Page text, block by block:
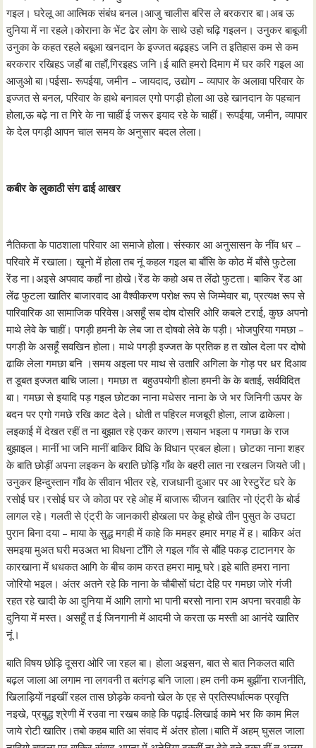
गइल। घरेलू आ आत्मिक संबंध बनल।आजु चालीस बरिस ले बरकरार बा।अब ऊ
दुनिया में ना रहले।कोराना के भेंट ढेर लोग के साथे उहो चढ़ि गइलन। उनुकर बाबूजी
उनुका के कहत रहले बबूआ खनदान के इज्जत बढ़इहऽ जनि त इतिहास कम से कम
बरकरार रखिहऽ जहाँ बा तहाँ,गिरइहऽ जनि।ई बाति हमरो दिमाग में घर करि गइल आ
आजुओ बा।पईसा- रूपईया, जमीन – जायदाद, उद्योग – व्यापार के अलावा परिवार के
इज्जत से बनल, परिवार के हाथे बनावल एगो पगड़ी होला आ उहे खानदान के पहचान
होला,ऊ बढ़े ना त गिरे के ना चाहीं ई जरूर इयाद रहे के चाहीं। रूपईया, जमीन, व्यापार
के देल पगड़ी आपन चाल समय के अनुसार बदल लेला।
कबीर के लुकाठी संग ढाई आखर
नैतिकता के पाठशाला परिवार आ समाजे होला। संस्कार आ अनुसासन के नींव धर –
परिवारे में रखाला। खूनो में होला तब नूं कहल गइल बा बाँसि के कोठ में बाँसे फुटेला
रेंड ना।अइसे अपवाद कहाँ ना होखे।रेंड के कहो अब त लेंढो फुटता। बाकिर रेंड आ
लेंढ फुटला खातिर बाजारवाद आ वैश्वीकरण परोक्ष रूप से जिम्मेवार बा, प्रत्यक्ष रूप से
पारिवारिक आ सामाजिक परिवेस।असहूँ सब दोष दोसरि ओरि कबले टराई, कुछ अपनो
माथे लेवे के चाहीं। पगड़ी हमनी के लेब जा त दोषवो लेवे के पड़ी। भोजपुरिया गमछा –
पगड़ी के असहूँ सवखिन होला। माथे पगड़ी इज्जत के प्रतिक ह त खोल देला पर दोषो
ढाकि लेला गमछा बनि ।समय अइला पर माथ से उतारि अगिला के गोड़ पर धर दिआव
त डूबत इज्जत बाचि जाला। गमछा त बहुउपयोगी होला हमनी के के बताई, सर्वविदित
बा। गमछा से इयादि पड़ गइल छोटका नाना मधेसर नाना के जे भर जिनिगी ऊपर के
बदन पर एगो गमछे रखि काट देले। धोती त पहिरल मजबूरी होला, लाज ढाकेला।
लइकाई में देखत रहीं त ना बुझात रहे एकर कारण।सयान भइला प गमछा के राज
बुझाइल। मानीं भा जनि मानीं बाकिर विधि के विधान प्रबल होला। छोटका नाना शहर
के बाति छोड़ीं अपना लइकन के बराति छोड़ि गाँव के बहरी लात ना रखलन जियते जी।
उनुकर हिन्दुस्तान गाँव के सीवान भीतर रहे, राजधानी दुआर पर आ रेस्टुरेंट घरे के
रसोई घर।रसोई घर जे कोठा पर रहे ओह में बाजारू चीजन खातिर नो एंट्री के बोर्ड
लागल रहे। गलती से एंट्री के जानकारी होखला पर केहू होखे तीन पुसुत के उघटा
पुरान बिना दया – माया के सुद्ध मगही में काहे कि ममहर हमार मगह में ह। बाकिर अंत
समइया मुअत घरी मउअत भा विधना टाँगि ले गइल गाँव से बाँहि पकड़ टाटानगर के
कारखाना में धधकत आगि के बीच काम करत हमरा मामू घरे।इहे बाति हमरा नाना
जोरियो भइल। अंतर अतने रहे कि नाना के चौबीसों घंटा देहि पर गमछा जोरे गंजी
रहत रहे खादी के आ दुनिया में आगि लागो भा पानी बरसो नाना राम अपना चरवाही के
दुनिया में मस्त। असहूँ त ई जिनगानी में आदमी जे करता ऊ मस्ती आ आनंदे खातिर
नूं।
बाति विषय छोड़ि दूसरा ओरि जा रहल बा। होला अइसन, बात से बात निकलत बाति
बढ़ल जाला आ लगाम ना लगवनी त बतंगड़ बनि जाला।हम तनी कम बुझींना राजनीति,
खिलाड़ियों नइखीं रहल तास छोड़के कवनो खेल के एह से प्रतिस्पर्धात्मक प्रवृत्ति
नइखे, प्रबुद्ध श्रेणी में रउवा ना रखब काहे कि पढ़ाई-लिखाई कामे भर कि काम मिल
जाये रोटी खातिर।तबो कहब बाति आ संवाद में अंतर होला।बाति में अहम् घुसल जाला